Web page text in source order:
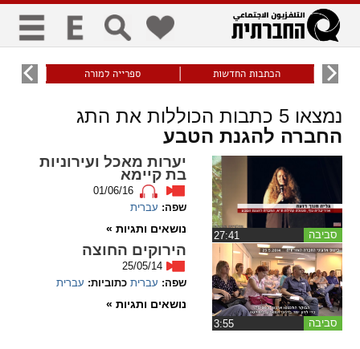
כללי
visibility_off
ביטול הבהובים
keyboard
ניווט מקלדת
title
סימון כותרות
זום
zoom_out
התרחק
גופנים
remove_circle_outline
Decrease font
add_circle_outline
הכתבות החדשות ספרייה למורה עוני
נמצאו5 כתבות הכוללות את התג
החברה להגנת הטבע
סביבה
יערות מאכל ועירוניות
בת קיימא
01/06/16
שפה: עברית
נושאים ותגיות »
סביבה
הירוקים החוצה
25/05/14
שפה: עברית כתוביות: עברית
נושאים ותגיות »